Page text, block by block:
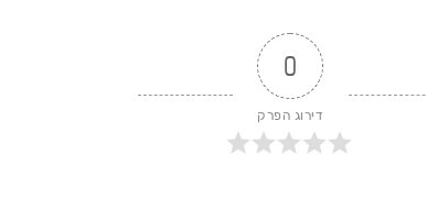
0
דירוג הפרק